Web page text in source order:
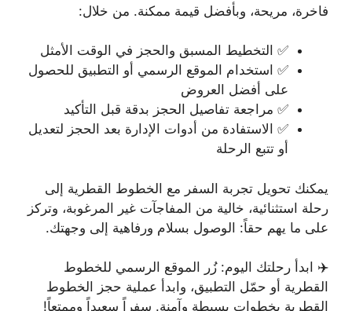
فاخرة، مريحة، وبأفضل قيمة ممكنة. من خلال:
✅ التخطيط المسبق والحجز في الوقت الأمثل
✅ استخدام الموقع الرسمي أو التطبيق للحصول
على أفضل العروض
✅ مراجعة تفاصيل الحجز بدقة قبل التأكيد
✅ الاستفادة من أدوات الإدارة بعد الحجز لتعديل
أو تتبع الرحلة
يمكنك تحويل تجربة السفر مع الخطوط القطرية إلى
رحلة استثنائية، خالية من المفاجآت غير المرغوبة، وتركز
على ما يهم حقاً: الوصول بسلام ورفاهية إلى وجهتك.
✈️ ابدأ رحلتك اليوم: زُر الموقع الرسمي للخطوط
القطرية أو حمّل التطبيق، وابدأ عملية حجز الخطوط
القطرية بخطوات بسيطة وآمنة. سفراً سعيداً وممتعاً!